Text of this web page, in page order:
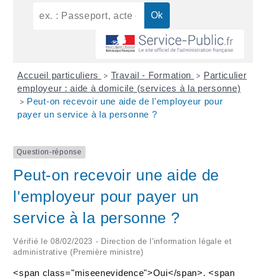
Accueil particuliers > Travail - Formation > Particulier
employeur : aide à domicile (services à la personne)
> Peut-on recevoir une aide de l'employeur pour
payer un service à la personne ?
Question-réponse
Peut-on recevoir une aide de
l'employeur pour payer un
service à la personne ?
Vérifié le 08/02/2023 - Direction de l'information légale et
administrative (Première ministre)
<span class="miseenevidence">Oui</span>. <span